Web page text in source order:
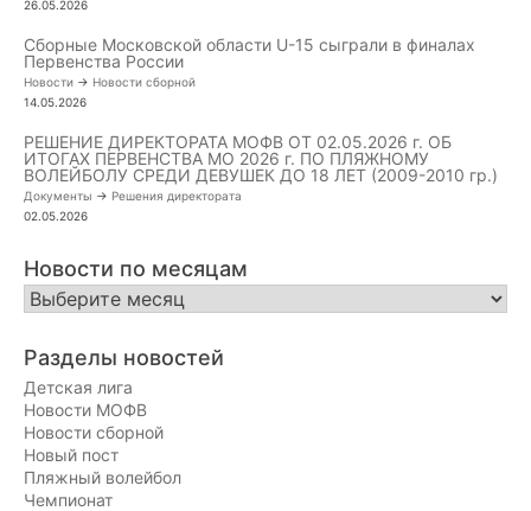
26.05.2026
Сборные Московской области U-15 сыграли в финалах
Первенства России
Новости -> Новости сборной
14.05.2026
РЕШЕНИЕ ДИРЕКТОРАТА МОФВ ОТ 02.05.2026 г. ОБ
ИТОГАХ ПЕРВЕНСТВА МО 2026 г. ПО ПЛЯЖНОМУ
ВОЛЕЙБОЛУ СРЕДИ ДЕВУШЕК ДО 18 ЛЕТ (2009-2010 гр.)
Документы -> Решения директората
02.05.2026
Новости по месяцам
Новости
месяцам
Разделы новостей
Детская лига
Новости МОФВ
Новости сборной
Новый пост
Пляжный волейбол
Чемпионат